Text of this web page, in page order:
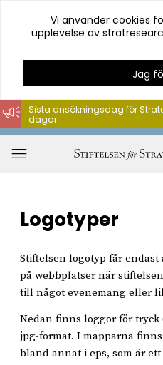
Hoppa
till
innehåll
Vi använder cookies
upplevelse av
Jag
Sista ansökningsdag för
dagar
Logotyper
Stiftelsen logotyp får endast
på webbplatser när
till något evenemang eller
Nedan finns loggor för tryck
jpg-format. I mapparna
bland annat i eps, som är